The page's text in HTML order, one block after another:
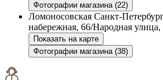
Фотографии магазина (22)
Ломоносовская Санкт-
набережная, 66/Народная улица,
Показать на карте
Фотографии магазина (38)